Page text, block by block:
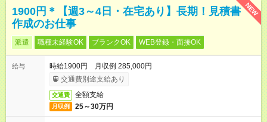
NEW
1900円＊【週3～4日・在宅あり】長期！見積書
作成のお仕事
派遣 職種未経験OK ブランクOK WEB登録・面接OK
給与
時給1900円 月収例 285,000円
交通費別途支給あり
交通費 全額支給
月収例 25～30万円